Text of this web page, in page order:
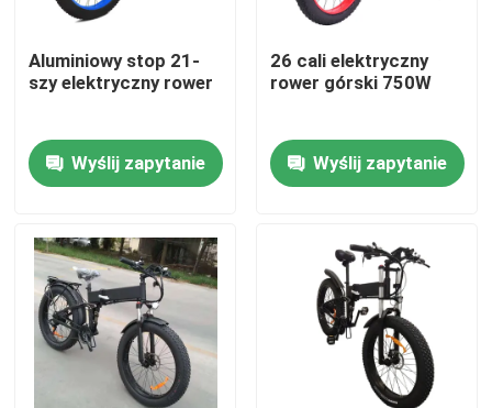
Dom
Produkty
O nas
Wycieczka po fabryce
Aluminiowy stop 21-
szy elektryczny rower
Wyślij zapytanie
26 cali elektryczny
rower górski 750W
Wyślij zapytanie